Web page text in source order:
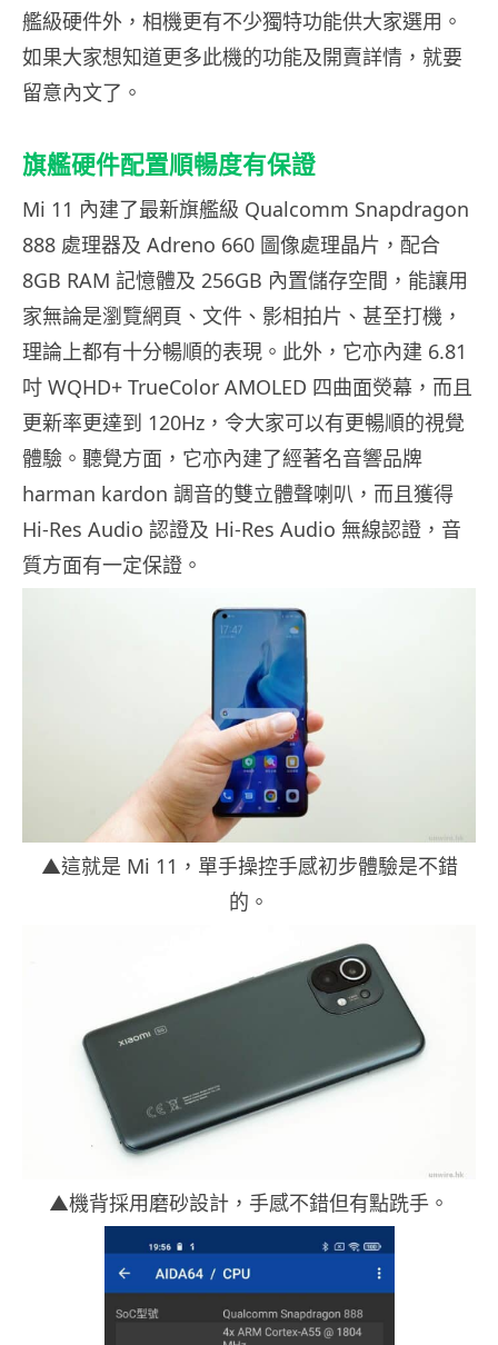
艦級硬件外，相機更有不少獨特功能供大家選用。
如果大家想知道更多此機的功能及開賣詳情，就要
留意內文了。
旗艦硬件配置順暢度有保證
Mi 11 內建了最新旗艦級 Qualcomm Snapdragon
888 處理器及 Adreno 660 圖像處理晶片，配合
8GB RAM 記憶體及 256GB 內置儲存空間，能讓用
家無論是瀏覽網頁、文件、影相拍片、甚至打機，
理論上都有十分暢順的表現。此外，它亦內建 6.81
吋 WQHD+ TrueColor AMOLED 四曲面熒幕，而且
更新率更達到 120Hz，令大家可以有更暢順的視覺
體驗。聽覺方面，它亦內建了經著名音響品牌
harman kardon 調音的雙立體聲喇叭，而且獲得
Hi-Res Audio 認證及 Hi-Res Audio 無線認證，音
質方面有一定保證。
▲這就是 Mi 11，單手操控手感初步體驗是不錯
的。
▲機背採用磨砂設計，手感不錯但有點跣手。